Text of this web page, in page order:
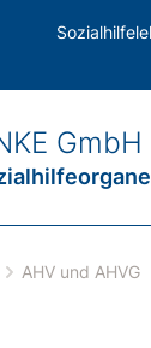
GmbH
AHV und AHVG